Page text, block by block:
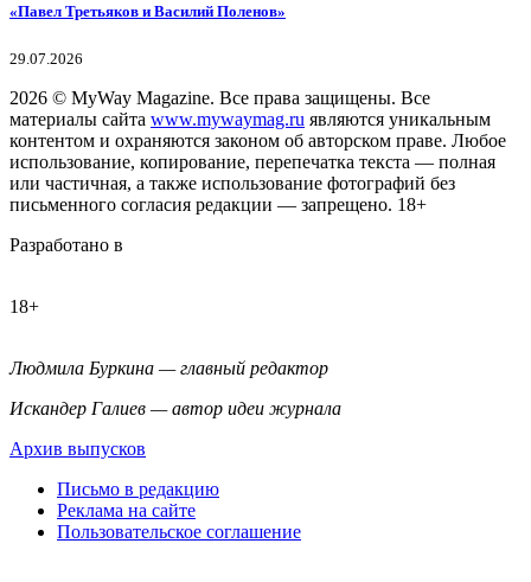
«Павел Третьяков и Василий Поленов»
29.07.2026
2026 © MyWay Magazine. Все права защищены. Все
материалы сайта www.mywaymag.ru являются уникальным
контентом и охраняются законом об авторском праве. Любое
использование, копирование, перепечатка текста — полная
или частичная, а также использование фотографий без
письменного согласия редакции — запрещено. 18+
Разработано в
18+
Людмила Буркина — главный редактор
Искандер Галиев — автор идеи журнала
Архив выпусков
Письмо в редакцию
Реклама на сайте
Пользовательское соглашение